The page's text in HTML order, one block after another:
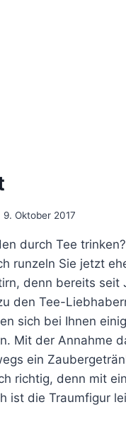
9. Oktober 2017
durch Tee trinken?
runzeln Sie jetzt
denn bereits seit
den Tee-
sich bei Ihnen
Mit der Annahme
ein
richtig, denn mit
ist die Traumfigur